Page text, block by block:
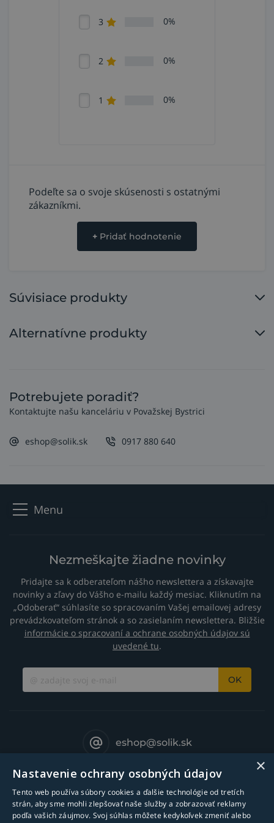
série T, T-Pro, TF-Pro, HandyTIG
Podrobnejšie informácie nájdete v katalógovom liste
3 0%
2 0%
1 0%
Podeľte sa o svoje skúsenosti s ostatnými
zákazníkmi.
+ Pridať hodnotenie
Súvisiace produkty
Alternatívne produkty
Potrebujete poradiť?
Kontaktujte našu kanceláriu v Považskej Bystrici
eshop@solik.sk 0917 880 640
Menu
Nezmeškajte žiadne novinky
Pridajte sa k odberateľom nášho newslettera a získavajte
novinky a zľavy do Vášho e-mailu každý mesiac. Kliknutím na
„Odoberať“ súhlasíte so spracovaním Vašej emailovej adresy
prevádzkovateľom stránok a so zasielaním newslettera. Bližšie
informácie o spracovaní a ochrane osobných údajov sú
uvedené tu.
OK
eshop@solik.sk
×
Nastavenie ochrany osobných údajov
Tento web používa súbory cookies a ďalšie technológie od tretích
strán, aby sme mohli zlepšovať naše služby a zobrazovať reklamy
podľa vašich záujmov. Svoj súhlas môžete kedykoľvek zmeniť alebo